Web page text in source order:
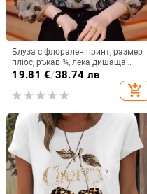
Блуза с флорален принт, размер
плюс, ръкав ¾, лека дишаща
лятна топ за жени
19.81 €/38.74 лв
add_shopping_cart